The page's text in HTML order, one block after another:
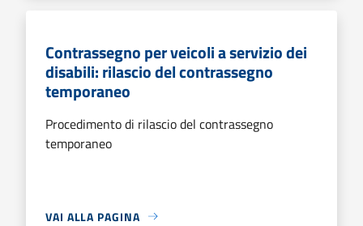
Contrassegno per veicoli a servizio dei
disabili: rilascio del contrassegno
temporaneo
Procedimento di rilascio del contrassegno
temporaneo
VAI ALLA PAGINA